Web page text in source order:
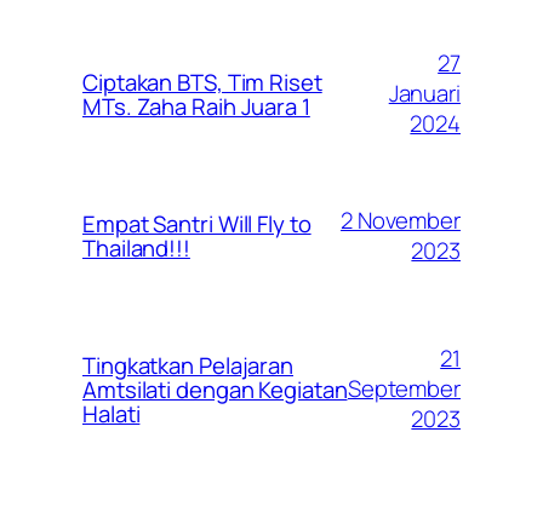
Ciptakan BTS, Tim Riset
MTs. Zaha Raih Juara 1
27
Januari
2024
Empat Santri Will Fly to
Thailand!!!
2 November
2023
Tingkatkan Pelajaran
Amtsilati dengan Kegiatan
Halati
21
September
2023